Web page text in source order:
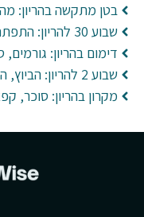
בטן מתקשה בהריון:
שבוע 30 להריון: התפתחות העובר ותסמיני האם
דימום בהריון: גורמים,
שבוע 2 להריון: הביוץ, ההפריה וההכנה להשתרשות
מקרון בהריון: סוכר,